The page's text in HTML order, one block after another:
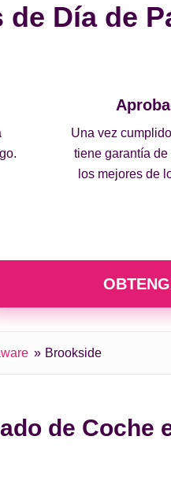
de Día de
Una vez
tiene garantía
los mejores de
Brookside
de Coche